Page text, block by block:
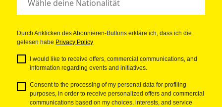
Durch Anklicken des Abonnieren-Buttons erkläre ich, dass ich die
gelesen habe Privacy Policy
I would like to receive offers, commercial communications, and
information regarding events and initiatives.
Consent to the processing of my personal data for profiling
purposes, in order to receive personalized offers and commercial
communications based on my choices, interests, and service